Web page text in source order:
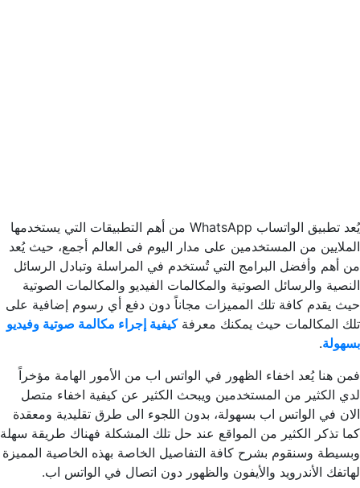
يُعد تطبيق الواتساب WhatsApp من أهم التطبيقات التي يستخدمها
الملايين من المستخدمين على مدار اليوم فى العالم أجمع، حيث يُعد
من أهم وأفضل البرامج التي تُستخدم في المراسلة وتبادل الرسائل
النصية والرسائل الصوتية والمكالمات الفيديو والمكالمات الصوتية
حيث يقدم كافة تلك المميزات مجاناً دون دفع أي رسوم إضافية على
تلك المكالمات حيث يمكنك معرفةكيفية إجراء مكالمة صوتية وفيديو
بسهولة.
فمن هنا يُعد اخفاء الظهور في الواتس اب من الأمور الهامة مؤخراً
لدي الكثير من المستخدمين ويبحث الكثير عن كيفية اخفاء متصل
الان في الواتس اب بسهولة، بدون اللجوء الى طرق تقليدية ومعقدة
كما تذكر الكثير من المواقع عند حل تلك المشكلة فهناك طريقة سهلة
وبسيطة وسنقوم بشرح كافة التفاصيل الخاصة بهذه الخاصية المميزة
لهاتفك الأندرويد والأيفون والظهور دون اتصال في الواتس اب.